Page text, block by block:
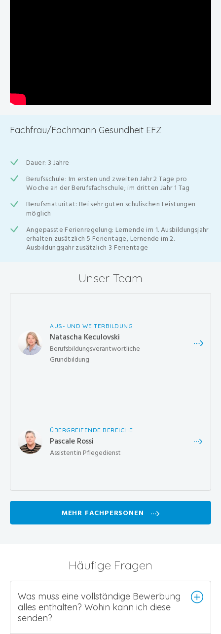
Fachfrau/Fachmann Gesundheit EFZ
Dauer: 3 Jahre
Berufsschule: Im ersten und zweiten Jahr 2 Tage pro
Woche an der Berufsfachschule; im dritten Jahr 1 Tag
Berufsmaturität: Bei sehr guten schulischen Leistungen
möglich
Angepasste Ferienregelung: Lernende im 1. Ausbildungsjahr
erhalten zusätzlich 5 Ferientage, Lernende im 2.
Ausbildungsjahr zusätzlich 3 Ferientage
Unser Team
AUS- UND WEITERBILDUNG
Natascha Keculovski
Berufsbildungsverantwortliche
Grundbildung
ÜBERGREIFENDE BEREICHE
Pascale Rossi
Assistentin Pflegedienst
MEHR FACHPERSONEN
Häufige Fragen
Was muss eine vollständige Bewerbung
alles enthalten? Wohin kann ich diese
senden?